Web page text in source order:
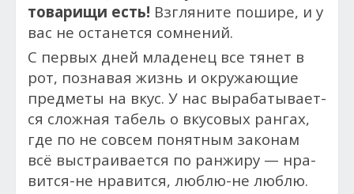
товарищи есть! Взгляните пошире, и у
вас не останется сомнений.
С пер­вых дней мла­денец все тя­нет в
рот, поз­на­вая жизнь и ок­ру­жа­ющие
пред­ме­ты на вкус. У нас вы­раба­тыва­ет­
ся слож­ная та­бель о вку­совых ран­гах,
где по не сов­сем понятным за­конам
всё выс­тра­ива­ет­ся по ран­жи­ру — нра­
вит­ся-не нра­вит­ся, люб­лю-не люб­лю.